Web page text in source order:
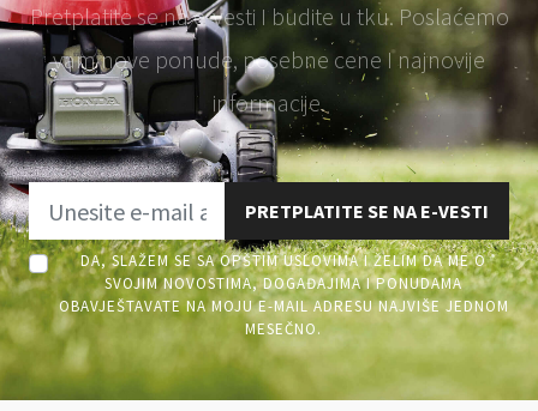
Pretplatite se na e-vesti I budite u tku. Poslaćemo
vam nove ponude, posebne cene I najnovije
informacije.
PRETPLATITE SE NA E-VESTI
DA, SLAŽEM SE SA OPŠTIM USLOVIMA I ŽELIM DA ME O
SVOJIM NOVOSTIMA, DOGAĐAJIMA I PONUDAMA
OBAVJEŠTAVATE NA MOJU E-MAIL ADRESU NAJVIŠE JEDNOM
MESEČNO.